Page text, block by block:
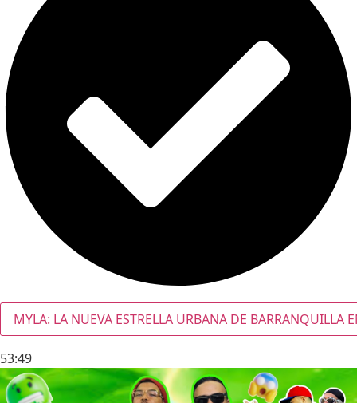
MYLA: LA NUEVA ESTRELLA URBANA DE BARRANQUILLA
53:49